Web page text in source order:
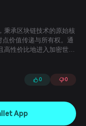
秉承区块链技术的原始核
价值传递与所有权。通
高性价比地进入加密世
0 0
App